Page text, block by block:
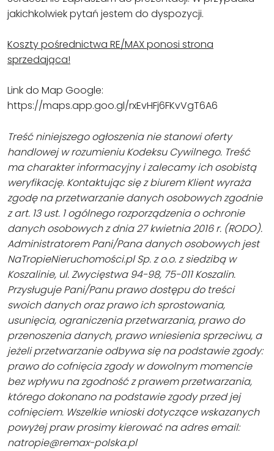
jakichkolwiek pytań jestem do dyspozycji.
Koszty pośrednictwa RE/MAX ponosi strona
sprzedająca!
Link do Map Google:
https://maps.app.goo.gl/rxEvHFj6FKvVgT6A6
Treść niniejszego ogłoszenia nie stanowi oferty
handlowej w rozumieniu Kodeksu Cywilnego. Treść
ma charakter informacyjny i zalecamy ich osobistą
weryfikację. Kontaktując się z biurem Klient wyraża
zgodę na przetwarzanie danych osobowych zgodnie
z art. 13 ust. 1 ogólnego rozporządzenia o ochronie
danych osobowych z dnia 27 kwietnia 2016 r. (RODO).
Administratorem Pani/Pana danych osobowych jest
NaTropieNieruchomości.pl Sp. z o.o. z siedzibą w
Koszalinie, ul. Zwycięstwa 94-98, 75-011 Koszalin.
Przysługuje Pani/Panu prawo dostępu do treści
swoich danych oraz prawo ich sprostowania,
usunięcia, ograniczenia przetwarzania, prawo do
przenoszenia danych, prawo wniesienia sprzeciwu, a
jeżeli przetwarzanie odbywa się na podstawie zgody:
prawo do cofnięcia zgody w dowolnym momencie
bez wpływu na zgodność z prawem przetwarzania,
którego dokonano na podstawie zgody przed jej
cofnięciem. Wszelkie wnioski dotyczące wskazanych
powyżej praw prosimy kierować na adres email:
natropie@remax-polska.pl